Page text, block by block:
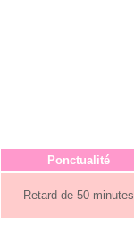
Ponctualité
Retard de 50 minutes